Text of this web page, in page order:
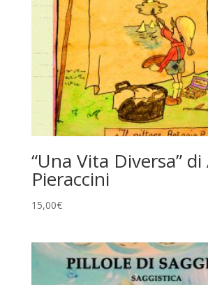
“Una Vita Diversa”
Pieraccini
15,00€